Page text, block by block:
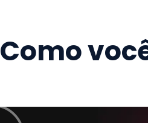
Como